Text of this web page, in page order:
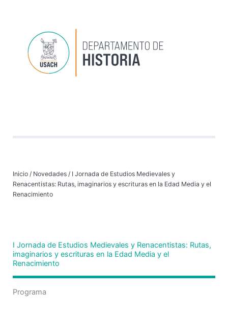
Inicio/ Novedades/ I Jornada de Estudios Medievales y
Renacentistas: Rutas, imaginarios y escrituras en la Edad Media y el
Renacimiento
I Jornada de Estudios Medievales y Renacentistas: Rutas,
imaginarios y escrituras en la Edad Media y el
Renacimiento
Programa